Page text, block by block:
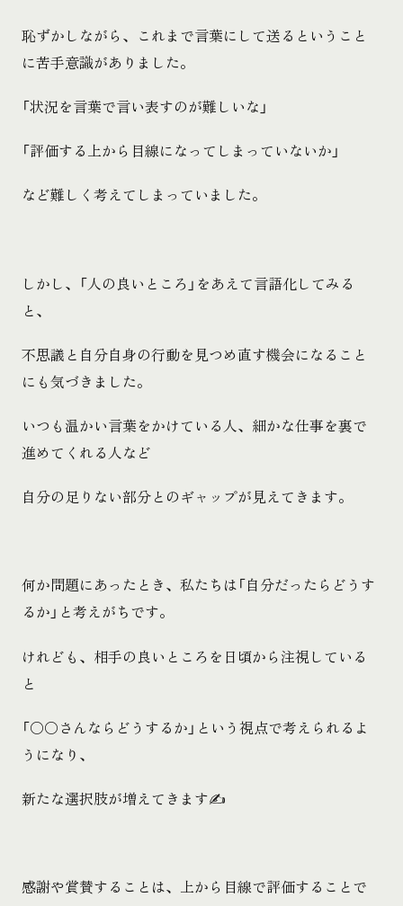
恥ずかしながら、これまで言葉にして送るということ
に苦手意識がありました。
「状況を言葉で言い表すのが難しいな」
「評価する上から目線になってしまっていないか」
など難しく考えてしまっていました。
しかし、「人の良いところ」をあえて言語化してみる
と、
不思議と自分自身の行動を見つめ直す機会になること
にも気づきました。
いつも温かい言葉をかけている人、細かな仕事を裏で
進めてくれる人など
自分の足りない部分とのギャップが見えてきます。
何か問題にあったとき、私たちは「自分だったらどうす
るか」と考えがちです。
けれども、相手の良いところを日頃から注視している
と
「〇〇さんならどうするか」という視点で考えられるよ
うになり、
新たな選択肢が増えてきます✍️
感謝や賞賛することは、上から目線で評価することで